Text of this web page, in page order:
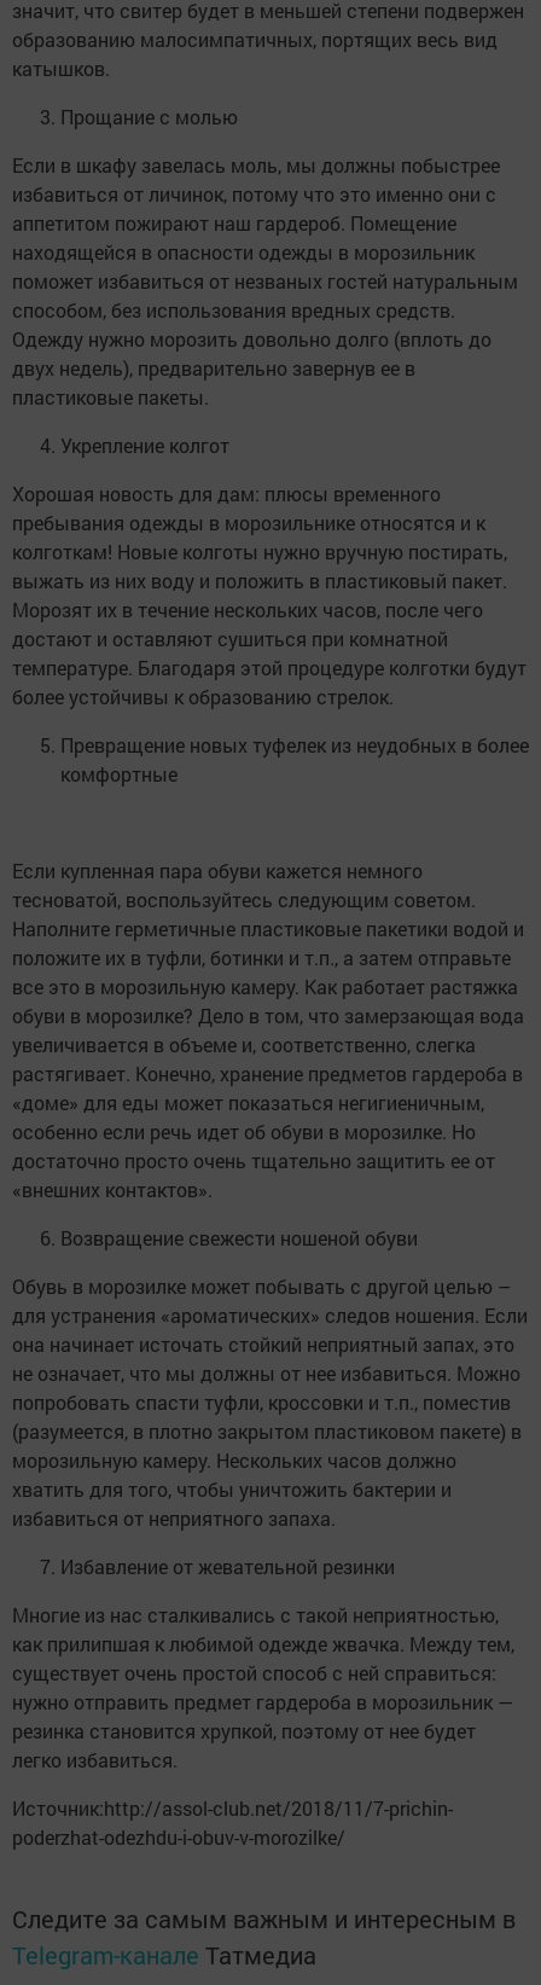
значит, что свитер будет в меньшей степени подвержен
образованию малосимпатичных, портящих весь вид
катышков.
Прощание с молью
Если в шкафу завелась моль, мы должны побыстрее
избавиться от личинок, потому что это именно они с
аппетитом пожирают наш гардероб. Помещение
находящейся в опасности одежды в морозильник
поможет избавиться от незваных гостей натуральным
способом, без использования вредных средств.
Одежду нужно морозить довольно долго (вплоть до
двух недель), предварительно завернув ее в
пластиковые пакеты.
Укрепление колгот
Хорошая новость для дам: плюсы временного
пребывания одежды в морозильнике относятся и к
колготкам! Новые колготы нужно вручную постирать,
выжать из них воду и положить в пластиковый пакет.
Морозят их в течение нескольких часов, после чего
достают и оставляют сушиться при комнатной
температуре. Благодаря этой процедуре колготки будут
более устойчивы к образованию стрелок.
Превращение новых туфелек из неудобных в более
комфортные
Если купленная пара обуви кажется немного
тесноватой, воспользуйтесь следующим советом.
Наполните герметичные пластиковые пакетики водой и
положите их в туфли, ботинки и т.п., а затем отправьте
все это в морозильную камеру. Как работает растяжка
обуви в морозилке? Дело в том, что замерзающая вода
увеличивается в объеме и, соответственно, слегка
растягивает. Конечно, хранение предметов гардероба в
«доме» для еды может показаться негигиеничным,
особенно если речь идет об обуви в морозилке. Но
достаточно просто очень тщательно защитить ее от
«внешних контактов».
Возвращение свежести ношеной обуви
Обувь в морозилке может побывать с другой целью –
для устранения «ароматических» следов ношения. Если
она начинает источать стойкий неприятный запах, это
не означает, что мы должны от нее избавиться. Можно
попробовать спасти туфли, кроссовки и т.п., поместив
(разумеется, в плотно закрытом пластиковом пакете) в
морозильную камеру. Нескольких часов должно
хватить для того, чтобы уничтожить бактерии и
избавиться от неприятного запаха.
Избавление от жевательной резинки
Многие из нас сталкивались с такой неприятностью,
как прилипшая к любимой одежде жвачка. Между тем,
существует очень простой способ с ней справиться:
нужно отправить предмет гардероба в морозильник —
резинка становится хрупкой, поэтому от нее будет
легко избавиться.
Источник:http://assol-club.net/2018/11/7-prichin-
poderzhat-odezhdu-i-obuv-v-morozilke/
Следите за самым важным и интересным в
Telegram-канале Татмедиа